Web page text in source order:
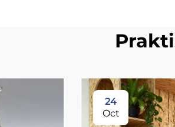
24
Oct